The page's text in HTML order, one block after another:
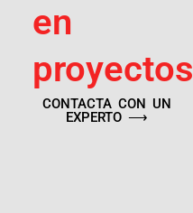
en
proyectos
CONTACTA CON UN
EXPERTO ⟶